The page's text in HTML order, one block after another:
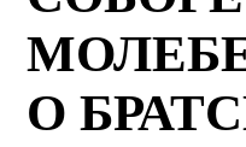
О